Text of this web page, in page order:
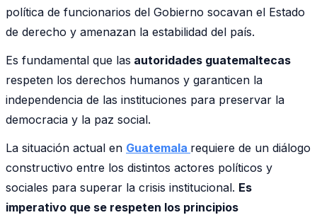
política de funcionarios del Gobierno socavan el Estado
de derecho y amenazan la estabilidad del país.
Es fundamental que las autoridades guatemaltecas
respeten los derechos humanos y garanticen la
independencia de las instituciones para preservar la
democracia y la paz social.
La situación actual en Guatemala requiere de un diálogo
constructivo entre los distintos actores políticos y
sociales para superar la crisis institucional. Es
imperativo que se respeten los principios